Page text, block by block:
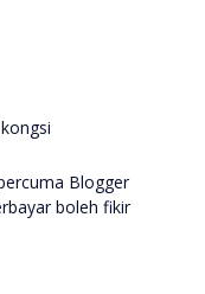
Blogger
boleh fikir